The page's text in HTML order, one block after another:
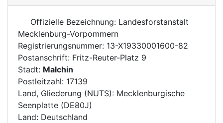
Offizielle Bezeichnung: Landesforstanstalt
Mecklenburg-Vorpommern
Registrierungsnummer: 13-X19330001600-82
Postanschrift: Fritz-Reuter-Platz 9
Stadt: Malchin
Postleitzahl: 17139
Land, Gliederung (NUTS): Mecklenburgische
Seenplatte (DE80J)
Land: Deutschland